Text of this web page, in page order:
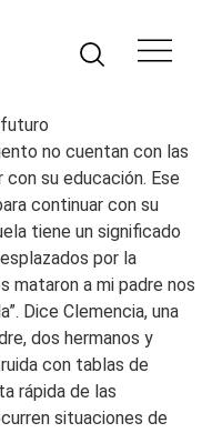
no cuentan con las
su educación. Ese
continuar con su
tiene un significado
por la
mataron a mi padre nos
Dice Clemencia, una
dos hermanos y
con tablas de
rápida de las
situaciones de